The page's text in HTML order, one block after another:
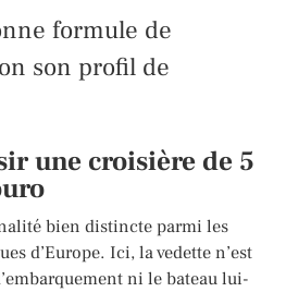
formule de
son profil de
une croisière de 5
bien distincte parmi les
d’Europe. Ici, la vedette n’est
ni le bateau lui-